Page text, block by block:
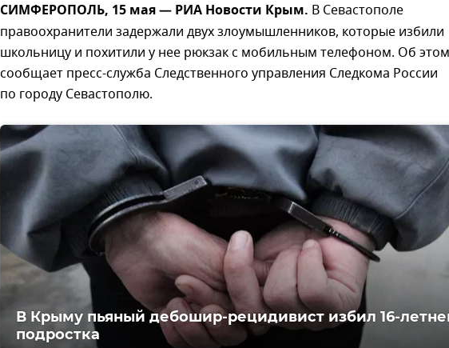
СИМФЕРОПОЛЬ, 15 мая — РИА Новости Крым. В Севастополе
правоохранители задержали двух злоумышленников, которые избили
школьницу и похитили у нее рюкзак с мобильным телефоном. Об этом
сообщает пресс-служба Следственного управления Следкома России
по городу Севастополю.
В Крыму пьяный дебошир-рецидивист избил 16-
подростка